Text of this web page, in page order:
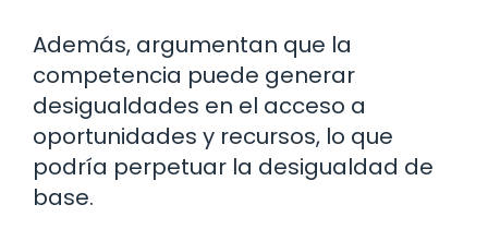
Además, argumentan que la
competencia puede generar
desigualdades en el acceso a
oportunidades y recursos, lo que
podría perpetuar la desigualdad de
base.